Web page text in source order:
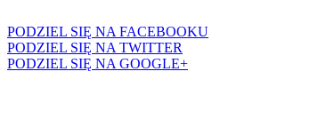
PODZIEL SIĘ NA FACEBOOKU
PODZIEL SIĘ NA TWITTER
PODZIEL SIĘ NA GOOGLE+